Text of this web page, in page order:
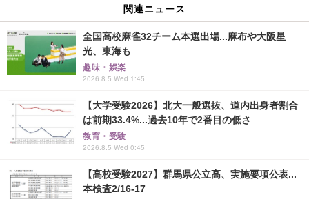
関連ニュース
全国高校麻雀32チーム本選出場...麻布や大阪星
光、東海も
趣味・娯楽
2026.8.5 Wed 1:45
【大学受験2026】北大一般選抜、道内出身者割合
は前期33.4%...過去10年で2番目の低さ
教育・受験
2026.8.5 Wed 0:45
【高校受験2027】群馬県公立高、実施要項公表...
本検査2/16-17